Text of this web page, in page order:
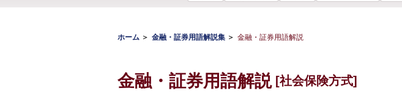
ホーム 金融・証券用語解説集 金融・証券用語解説
金融・証券用語解説 [社会保険方式]